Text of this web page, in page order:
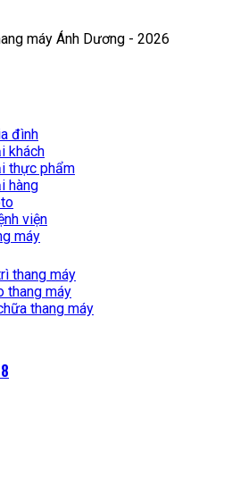
máy Ánh Dương - 2026
đình
khách
thực phẩm
hàng
viện
máy
thang máy
thang máy
thang máy